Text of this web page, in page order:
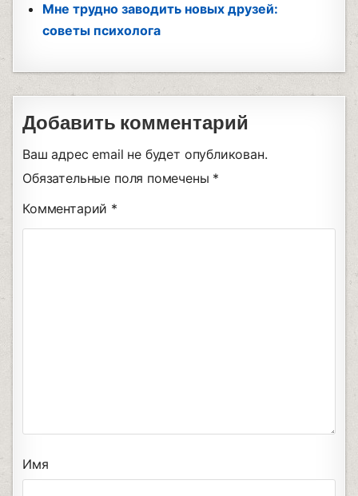
Мне трудно заводить новых друзей:
советы психолога
Добавить комментарий
Ваш адрес email не будет опубликован.
Обязательные поля помечены *
Комментарий *
Имя